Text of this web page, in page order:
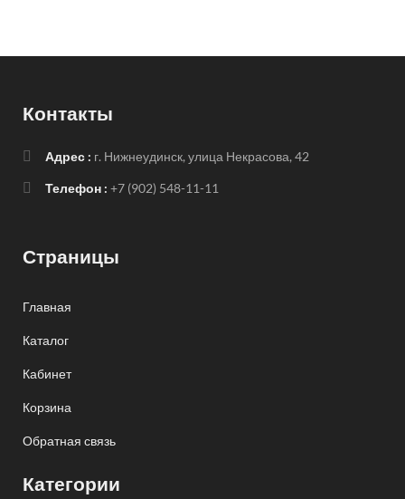
Контакты
Адрес : г. Нижнеудинск, улица Некрасова, 42
Телефон : +7 (902) 548-11-11
Страницы
Главная
Каталог
Кабинет
Корзина
Обратная связь
Категории